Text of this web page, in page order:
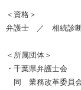
＜資格＞
弁護士 ／ 相続診
＜所属団体＞
・千葉県弁護士会
同 業務改革委員会